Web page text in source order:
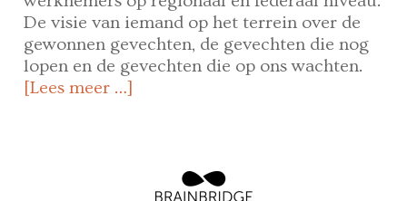
De visie van iemand op het terrein over de
gewonnen gevechten, de gevechten die nog
lopen en de gevechten die op ons wachten.
[Lees meer …]